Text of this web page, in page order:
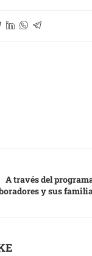
A través del
y sus